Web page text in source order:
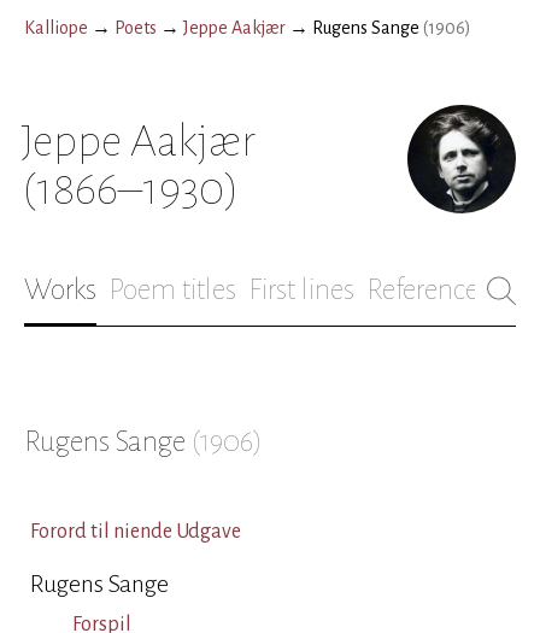
Kalliope → Poets →Jeppe Aakjær → Rugens Sange (1906)
Jeppe Aakjær
(1866–1930)
Works Poem titles First lines References
Rugens Sange (1906)
Forord til niende Udgave
Rugens Sange
Forspil